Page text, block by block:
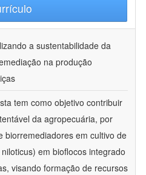
a sustentabilidade da
na produção
tem como objetivo contribuir
da agropecuária, por
biorremediadores em cultivo de
em bioflocos integrado
visando formação de recursos